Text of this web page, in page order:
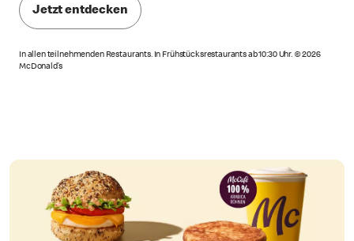
Jetzt entdecken
In allen teilnehmenden Restaurants. In Frühstücksrestaurants ab 10:30 Uhr. © 2026
McDonald’s